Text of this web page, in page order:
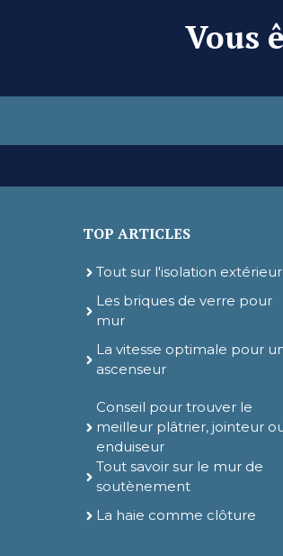
Vous
TOP ARTICLES
Tout sur l'isolation
Les briques de verre pour
mur
La vitesse optimale pour
ascenseur
Conseil pour trouver le
meilleur plâtrier, jointeur
enduiseur
Tout savoir sur le mur de
soutènement
La haie comme clôture